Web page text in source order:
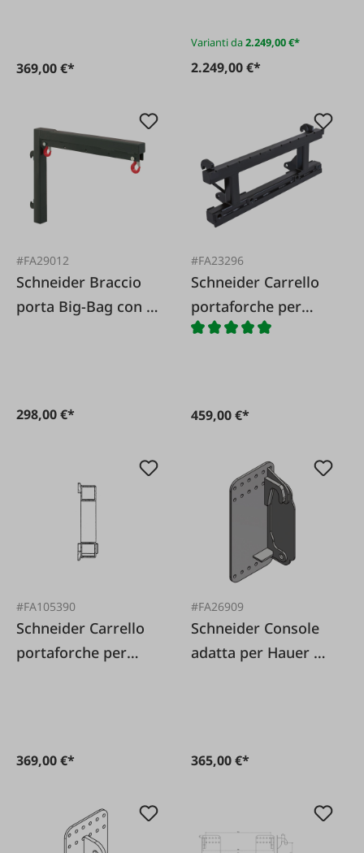
369,00 €*
Varianti da2.249,00 €*
2.249,00 €*
#FA29012
Schneider Braccio
porta Big-Bag con 2
298,00 €*
#FA23296
Schneider Carrello
portaforche per
pallet
459,00 €*
#FA105390
Schneider Carrello
portaforche per
369,00 €*
#FA26909
Schneider Console
adatta per Hauer 1
365,00 €*